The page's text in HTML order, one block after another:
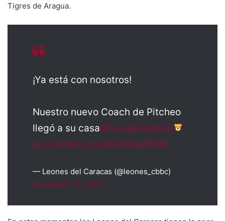
Tigres de Aragua.
¡Ya está con nosotros!
Nuestro nuevo Coach de Pitcheo
llegó a su casa#CaraquistaSoy
pic.twitter.com/AGHtQw6DH8
— Leones del Caracas (@leones_cbbc)
November 12, 2024